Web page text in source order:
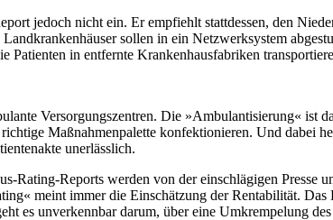
jedoch nicht ein. Er empfiehlt stattdessen, den
sollen in ein Netzwerksystem
Patienten in entfernte Krankenhausfabriken
Versorgungszentren. Die »Ambulantisierung« ist
Maßnahmenpalette konfektionieren. Und dabei
unerlässlich.
Rating-Reports werden von der einschlägigen Presse
meint immer die Einschätzung der Rentabilität.
es unverkennbar darum, über eine Umkrempelung